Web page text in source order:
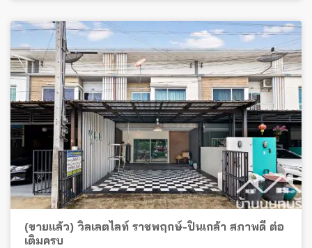
(ขายแล้ว) วิลเลตไลท์ ราชพฤกษ์-ปิ่นเกล้า สภาพดี ต่อ
เติมครบ